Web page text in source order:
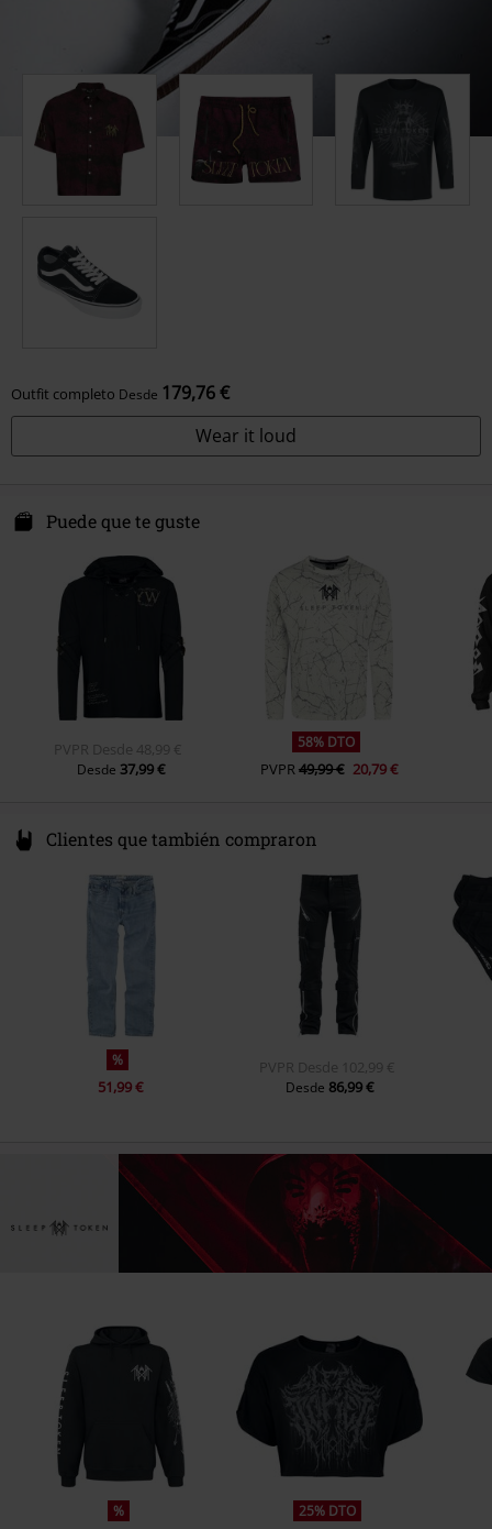
Outfit completo Desde 179,76 €
Wear it loud
Puede que te guste
PVPR Desde 48,99 €
Desde 37,99 €
58% DTO
PVPR49,99 € 20,79 €
Clientes que también compraron
%
51,99 €
PVPR Desde 102,99 €
Desde 86,99 €
%
25% DTO